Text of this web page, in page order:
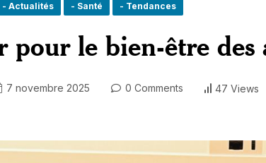
- Actualités - Santé - Tendances
pour le bien-être des
7 novembre 2025 0 Comments 47 Views